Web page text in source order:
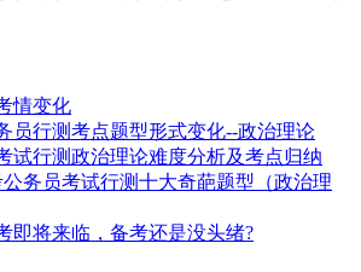
情变化
员行测考点题型形式变化--政治理论
试行测政治理论难度分析及考点归纳
公务员考试行测十大奇葩题型（政治理
即将来临，备考还是没头绪?